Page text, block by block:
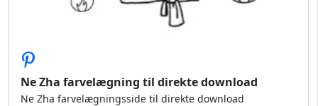
Ne Zha farvelægning til direkte download
Ne Zha farvelægningsside til direkte download